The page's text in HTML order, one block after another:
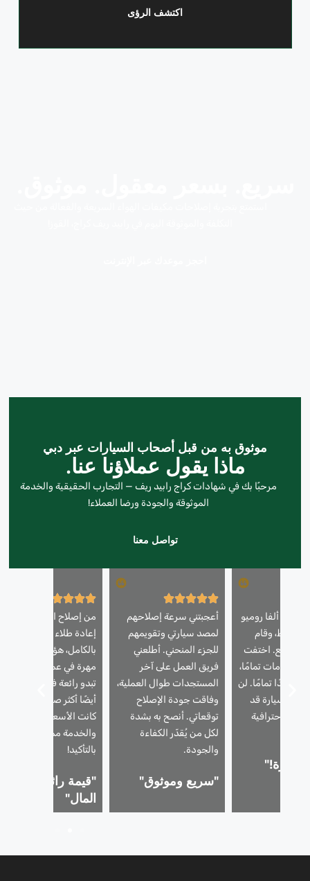
اكتشف الرؤى
موثوق به من قبل أصحاب السيارات عبر دبي
ماذا يقول عملاؤنا عنا.
مرحبًا بك في شهادات كراج رابيد ريف — التجارب الحقيقية والخدمة
الموثوقة والجودة ورضا العملاء!
تواصل معنا
ألفا روميو
بسيط، وقام
رائع. اختفت
تمامًا،
جديدًا تمامًا. لن
أن السيارة قد
احترافية
أعجبتني سرعة إصلاحهم
لمصد سيارتي وتقويمهم
للجزء المنحني. أطلعني
فريق العمل على آخر
المستجدات طوال العملية،
وفاقت جودة الإصلاح
توقعاتي. أنصح به بشدة
لكل من يُقدّر الكفاءة
والجودة.
"سريع وموثوق"
من إصلاح الخدوش إلى
إعادة طلاء السيارة
بالكامل، هؤلاء الرجال
مهرة في عملهم. سيارتي
تبدو رائعة فحسب، بل
أيضًا أكثر صلابةً وصيانةً.
كانت الأسعار مناسبة،
والخدمة ممتازة. سأعود
بالتأكيد!
"قيمة رائعة مقابل
المال"